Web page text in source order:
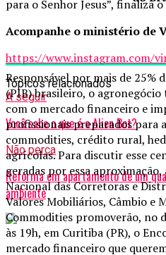
para o Senhor Jesus”, finaliza
Acompanhe o ministério de
https://www.instagram.com/
Tópicos relacionados
A seguir
Você sabe o que é o Alien Bot?
Não perca
Reforma em apartamento de um
ambiente
Responsável por mais de
(PIB) brasileiro, o
com o mercado financeiro e
profissionais preparados para
commodities, crédito rural,
agrícolas. Para discutir esse
geradas por essa aproximação,
Nacional das Corretoras e
Valores Mobiliários, Câmbio e
Commodities promoverão, no
às 19h, em Curitiba (PR), o
mercado financeiro que